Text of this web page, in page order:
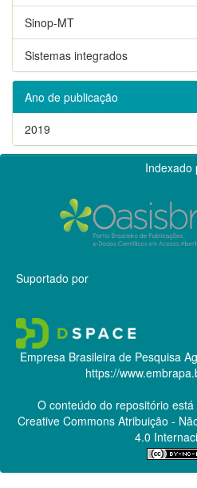
Sinop-MT
Sistemas integrados
Ano de publicação
2019
Indexado
Suportado por
Empresa Brasileira de Pesquisa
https://
O conteúdo do repositório
Creative CommonsAtribuição -
4.0